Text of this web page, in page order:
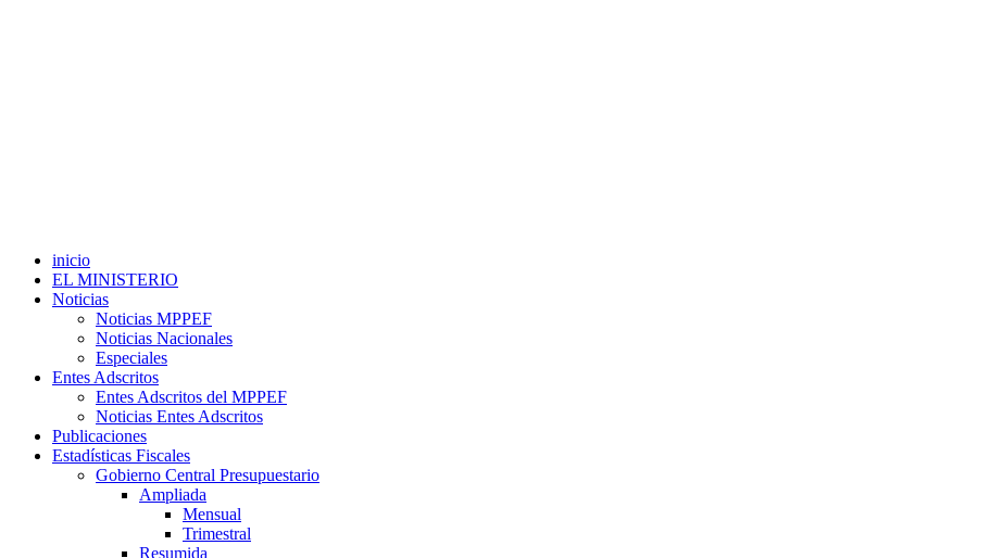
inicio
EL MINISTERIO
Noticias
Noticias MPPEF
Noticias Nacionales
Especiales
Entes Adscritos
Entes Adscritos del MPPEF
Noticias Entes Adscritos
Publicaciones
Estadísticas Fiscales
Gobierno Central Presupuestario
Ampliada
Mensual
Trimestral
Resumida